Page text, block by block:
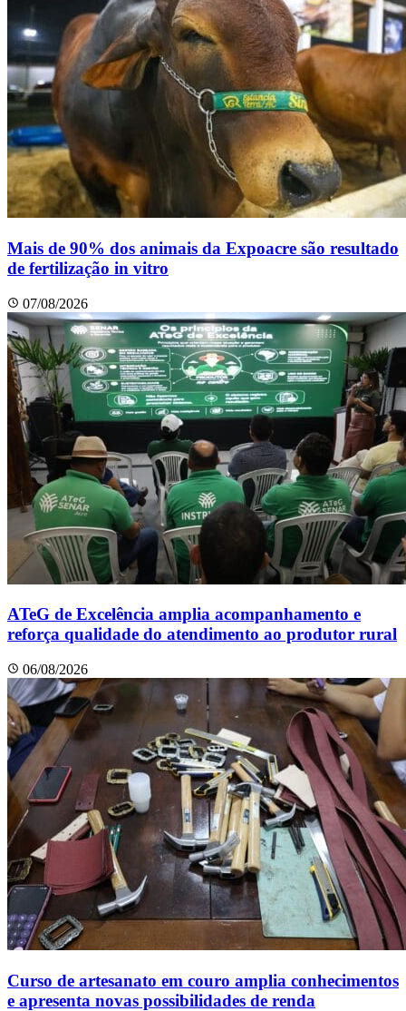
Mais de 90% dos animais da Expoacre são resultado
de fertilização in vitro
07/08/2026
ATeG de Excelência amplia acompanhamento e
reforça qualidade do atendimento ao produtor rural
06/08/2026
Curso de artesanato em couro amplia conhecimentos
e apresenta novas possibilidades de renda